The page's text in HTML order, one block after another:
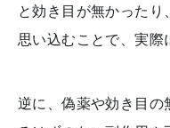
と効き目が無かったり
思い込むことで、実際
逆に、偽薬や効き目の